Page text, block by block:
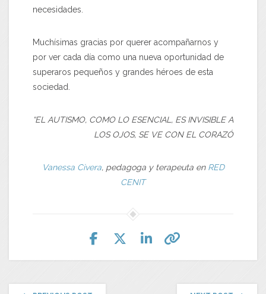
necesidades.
Muchísimas gracias por querer acompañarnos y
por ver cada día como una nueva oportunidad de
superaros pequeños y grandes héroes de esta
sociedad.
“EL AUTISMO, COMO LO ESENCIAL, ES INVISIBLE A
LOS OJOS, SE VE CON EL CORAZÓ
Vanessa Civera, pedagoga y terapeuta en RED
CENIT